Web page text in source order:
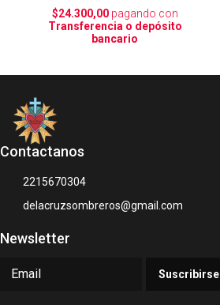
$24.300,00pagando con
Transferencia o depósito
bancario
Contactanos
2215670304
delacruzsombreros@gmail.com
Newsletter
Suscribirse